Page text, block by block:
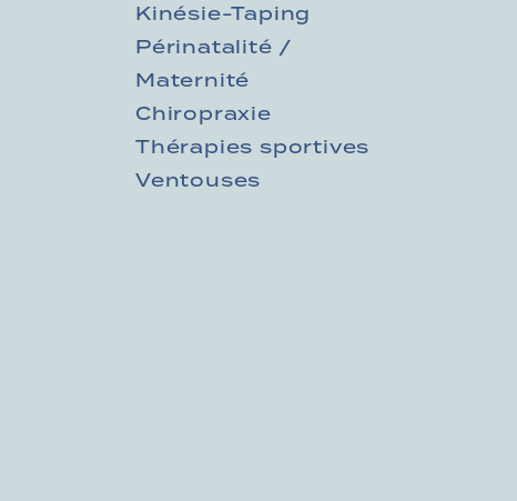
Kinésie-Taping
Périnatalité /
Maternité
Chiropraxie
Thérapies sportives
Ventouses